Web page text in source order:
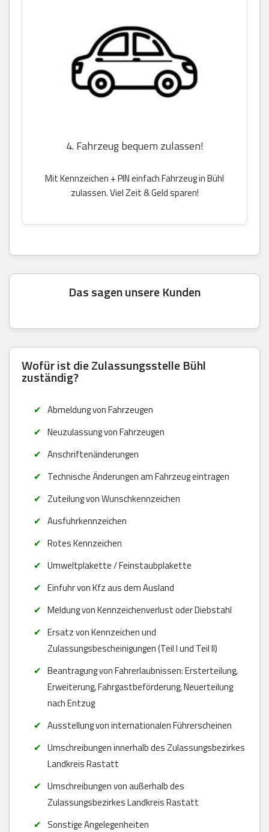
4. Fahrzeug bequem zulassen!
Mit Kennzeichen + PIN einfach Fahrzeug in Bühl
zulassen. Viel Zeit & Geld sparen!
Das sagen unsere Kunden
Wofür ist die Zulassungsstelle Bühl
zuständig?
Abmeldung von Fahrzeugen
Neuzulassung von Fahrzeugen
Anschriftenänderungen
Technische Änderungen am Fahrzeug eintragen
Zuteilung von Wunschkennzeichen
Ausfuhrkennzeichen
Rotes Kennzeichen
Umweltplakette / Feinstaubplakette
Einfuhr von Kfz aus dem Ausland
Meldung von Kennzeichenverlust oder Diebstahl
Ersatz von Kennzeichen und
Zulassungsbescheinigungen (Teil I und Teil II)
Beantragung von Fahrerlaubnissen: Ersterteilung,
Erweiterung, Fahrgastbeförderung, Neuerteilung
nach Entzug
Ausstellung von internationalen Führerscheinen
Umschreibungen innerhalb des Zulassungsbezirkes
Landkreis Rastatt
Umschreibungen von außerhalb des
Zulassungsbezirkes Landkreis Rastatt
Sonstige Angelegenheiten